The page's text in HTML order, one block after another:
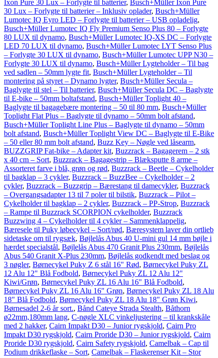
Ixon Pure 30 Lux – Forlygte til batterier, Busch+Müller Ixon Pure
30 Lux – Forlygte til batterier – Inklusiv oplader, Busch+Müller
Lumotec IQ Eyro LED – Forlygte til batterier – USB opladelig,
Busch+Müller Lumotec IQ Fly Premium Senso Plus 80 – Forlygte
80 LUX til dynamo, Busch+Müller Lumotec IQ-XS DC – Forlygte
LED 70 LUX til dynamo, Busch+Müller Lumotec LYT Senso Plus
– Forlygte 30 LUX til dynamo, Busch+Müller Lumotec UPP N30 –
Forlygte 30 LUX til dynamo, Busch+Müller Lygteholder – Til bag
ved sadlen – 50mm lygte fit, Busch+Müller Lygteholder – Til
montering på styret – Dynamo lygter, Busch+Müller Secula –
Baglygte til stel – Til batterier, Busch+Müller Secula DC – Baglygte
til E-bike – 50mm boltafstand, Busch+Müller Toplight 40 –
Baglygte til bagagebære montering – 50 til 80 mm, Busch+Müller
Toplight Flat Plus – Baglygte til dynamo – 50mm bolt afstand,
Busch+Müller Toplight Line Plus – Baglygte til dynamo – 50mm
bolt afstand, Busch+Müller Toplight View DC – Baglygte til E-Bike
– 50 eller 80 mm bolt afstand, Buzz Key – Nøgle ved låsearm,
BUZZGRIP Fat-bike – Adapter kit, Buzzrack – Bagagerem – 2 stk
x 40 cm – Sort, Buzzrack – Bagagestrip – Blæksputte 8 arme –
Assorteret farve i blå, grøn og rød, Buzzrack – Beetle – Cykelholder
til bagklap – 3 cykler, Buzzrack – BuzzBee – Cykelholder – 2
cykler, Buzzrack – Buzzgrip – Bærestang til damecykler, Buzzrack
– Overgangsadapter 13 til 7 poler til bilstik, Buzzrack – Pilot –
Cykelholder til bagklap – 2 cykler, Buzzrack – PP-Strop, Buzzrack
– Rampe til Buzzrack SCORPION cykelholder, Buzzrack
Buzzwing 4 – Cykelholder til 4 cykler – Sammenklappelig,
Bæresele til Puky løbecykel – Sort/rød, Bæresystem laver din ortlieb
sidetaske om til rygsæk, Bøjlelås Abus 40 U-mini gul 14 mm bøjle i
hærdet specialstål, Bøjlelås Abus 470 Granit Plus 230mm, Bøjlelås
Abus 540 Granit X-Plus 230mm, Bøjlelås godkendt med beslag og
3 nøgler, Børnecykel Puky Z 6 stål 16" Rød, Børnecykel Puky ZL
12 Alu 12" Blå Fodbold, Børnecykel Puky ZL 12 Alu 12"
Kiwi/Grøn, Børnecykel Puky ZL 16 Alu 16" Blå Fodbold,
Børnecykel Puky ZL 16 Alu 16" Grøn, Børnecykel Puky ZL 18 Alu
18" Blå Fodbold, Børnecykel Puky ZL 18 Alu 18" Grøn Kiwi,
Børnesadel 2-6 år sort., Bånd Cateye Strada Stealth, Båthorn
ø22mm,180mm lang, C-nøgle XLC vinkeljustering – til krankskåle
med 2 hakker, Cairn Impakt D30 – Junior rygskjold, Cairn Pro
Impakt D30 rygskjold, Cairn Proride D30 – Junior rygskjold, Cairn
Proride D30 rygskjold, Cairn Safety rygskjold, Camelbak – Cap til
Podium drikkeflaske – Sort, Camelbak – Flaskerenser Kit – Stor